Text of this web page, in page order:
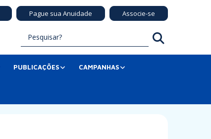
Pague sua Anuidade Associe-se
PUBLICAÇÕES CAMPANHAS